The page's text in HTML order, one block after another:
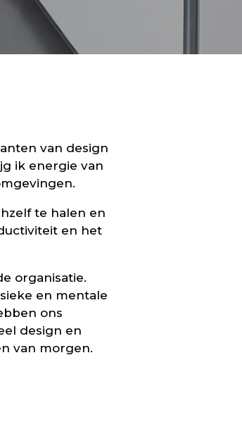
van design
ik energie van
te halen en
en het
organisatie.
en mentale
ons
design en
van morgen.